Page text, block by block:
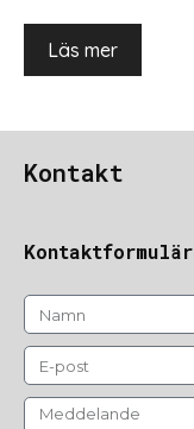
Läs mer
Kontakt
Kontaktformulär